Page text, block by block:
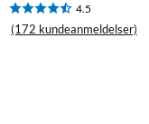
4.5
(172 kundeanmeldelser)